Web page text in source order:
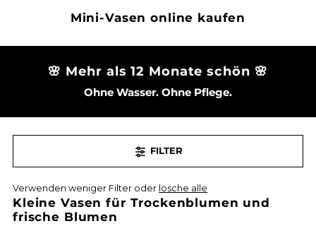
Mini-Vasen online kaufen
🌸 Mehr als 12 Monate schön 🌸
Ohne Wasser. Ohne Pflege.
FILTER
Verwenden weniger Filter oder lösche alle
Kleine Vasen für Trockenblumen und
frische Blumen